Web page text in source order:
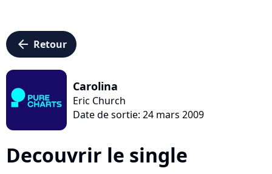
arrow_left Retour
Carolina
Eric Church
Date de sortie: 24 mars 2009
Decouvrir le single